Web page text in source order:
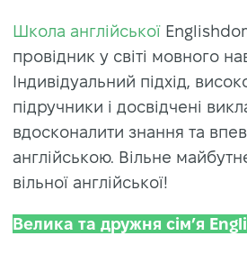
Школа англійської
провідник у світі мовного
Індивідуальний підхід,
підручники і досвідчені
вдосконалити знання та
англійською. Вільне
вільної англійської!
Велика та дружня сім’я